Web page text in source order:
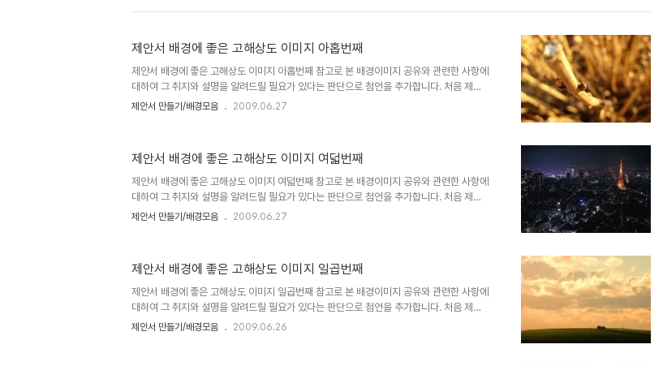
제안서 배경에 좋은 고해상도 이미지 아홉번째
제안서 배경에 좋은 고해상도 이미지 아홉번째 참고로 본 배경이미지 공유와 관련한 사항에
대하여 그 취지와 설명을 알려드릴 필요가 있다는 판단으로 첨언을 추가합니다. 처음 제안
서와 관련한 포스팅을 주제로 설정하고 블로그에 글을 올리게 되면서 이미지 공유를 생각했
길 부탁드립니다. (_ _) 내용은 그리 길지 않습니다. ^^ 이미지 출처: interfacelift.com ▣
멋진제안서 만들기 hisastro's PT템플릿 링크 썸네일 모음 ▣ ☆..
제안서 만들기/배경모음 2009.06.27
제안서 배경에 좋은 고해상도 이미지 여덟번째
제안서 배경에 좋은 고해상도 이미지 여덟번째 참고로 본 배경이미지 공유와 관련한 사항에
대하여 그 취지와 설명을 알려드릴 필요가 있다는 판단으로 첨언을 추가합니다. 처음 제안
서와 관련한 포스팅을 주제로 설정하고 블로그에 글을 올리게 되면서 이미지 공유를 생각했
길 부탁드립니다. (_ _) 내용은 그리 길지 않습니다. ^^ 이미지 출처: interfacelift.com ▣
멋진제안서 만들기 hisastro's PT템플릿 링크 썸네일 모음 ▣ ☆..
제안서 만들기/배경모음 2009.06.27
제안서 배경에 좋은 고해상도 이미지 일곱번째
제안서 배경에 좋은 고해상도 이미지 일곱번째 참고로 본 배경이미지 공유와 관련한 사항에
대하여 그 취지와 설명을 알려드릴 필요가 있다는 판단으로 첨언을 추가합니다. 처음 제안
서와 관련한 포스팅을 주제로 설정하고 블로그에 글을 올리게 되면서 이미지 공유를 생각했
제안서 만들기/배경모음 2009.06.26